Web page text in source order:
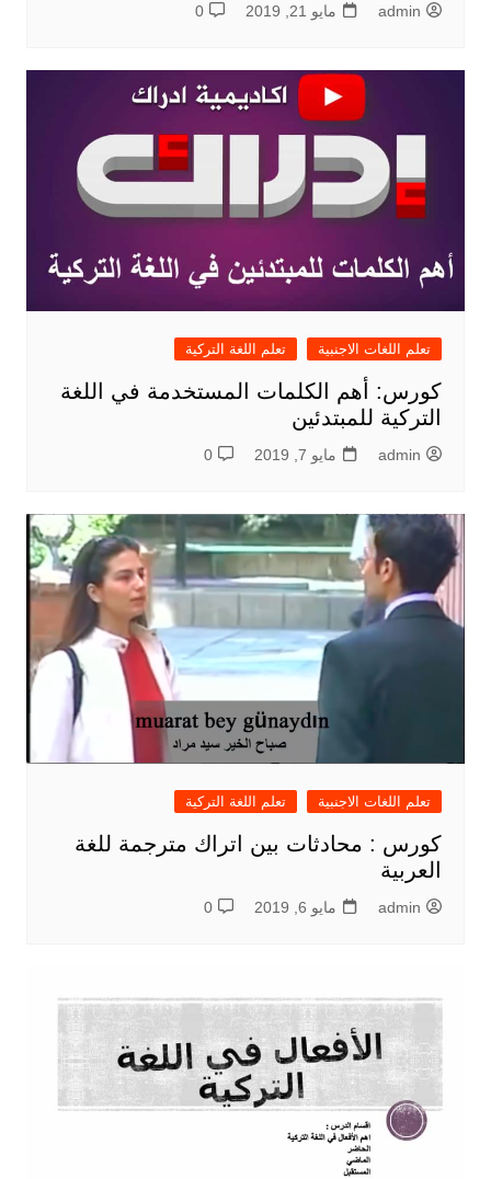
admin مايو 21, 2019 0
تعلم اللغات الاجنبية تعلم اللغة التركية
كورس: أهم الكلمات المستخدمة في اللغة
التركية للمبتدئين
admin مايو 7, 2019 0
تعلم اللغات الاجنبية تعلم اللغة التركية
كورس : محادثات بين اتراك مترجمة للغة
العربية
admin مايو 6, 2019 0